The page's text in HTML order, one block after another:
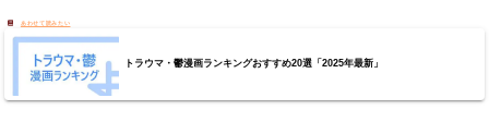
トラウマ・鬱漫画ランキングおすすめ20選「2025年最新」